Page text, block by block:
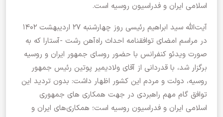
اسلامی ایران و فدراسیون روسیه است.
آیت‌الله سید ابراهیم رئیسی روز چهارشنبه ۲۷ اردیبهشت ۱۴۰۲
در مراسم امضای توافقنامه احداث راه‌آهن رشت -آستارا که به
صورت ویدئو کنفرانس با حضور روسای جمهور ایران و روسیه
برگزار شد، با قدردانی از آقای ولادیمیر پوتین رئیس جمهور
روسیه، دولت و مردم این کشور اظهار داشت: بدون تردید این
توافق گام مهم راهبردی در جهت همکاری های جمهوری
اسلامی ایران و فدراسیون روسیه است؛ همکاری‌های ایران و